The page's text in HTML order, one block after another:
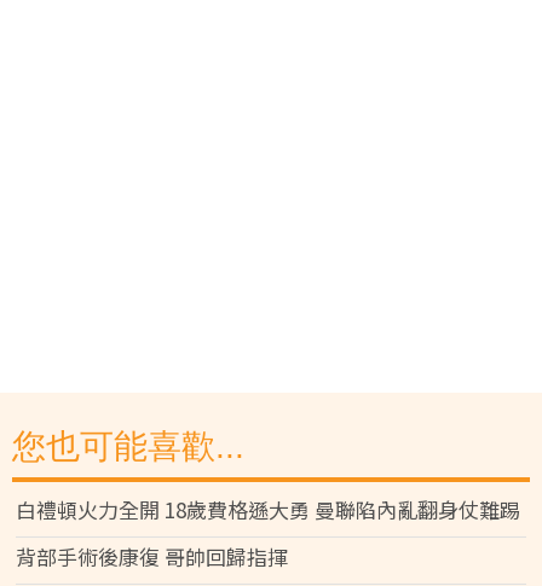
您也可能喜歡...
白禮頓火力全開 18歲費格遜大勇 曼聯陷內亂翻身仗難踢
背部手術後康復 哥帥回歸指揮